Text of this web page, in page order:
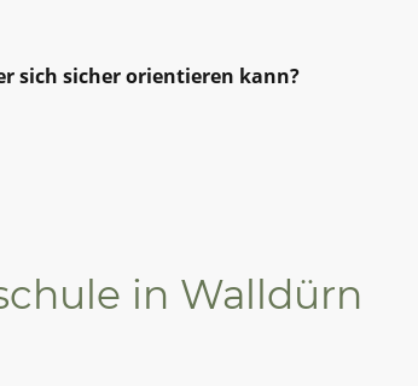
sich sicher orientieren kann?
in Walldürn